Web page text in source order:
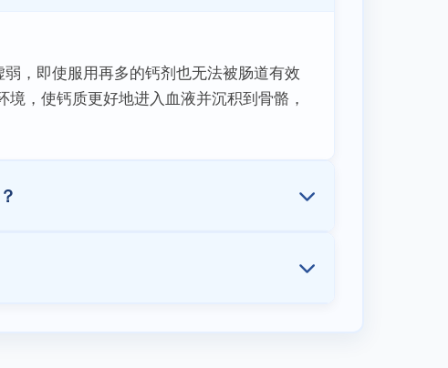
，即使服用再多的钙剂也无法被肠道有效
，使钙质更好地进入血液并沉积到骨骼，